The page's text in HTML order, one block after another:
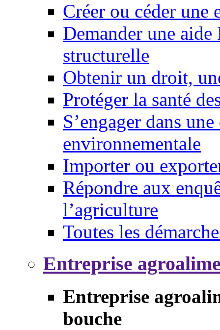
Créer ou céder une
Demander une
structurelle
Obtenir un droit,
Protéger la santé
S’engager dans
environnementale
Importer ou
Répondre aux
l’agriculture
Toutes les
Entreprise
Entreprise
bouche